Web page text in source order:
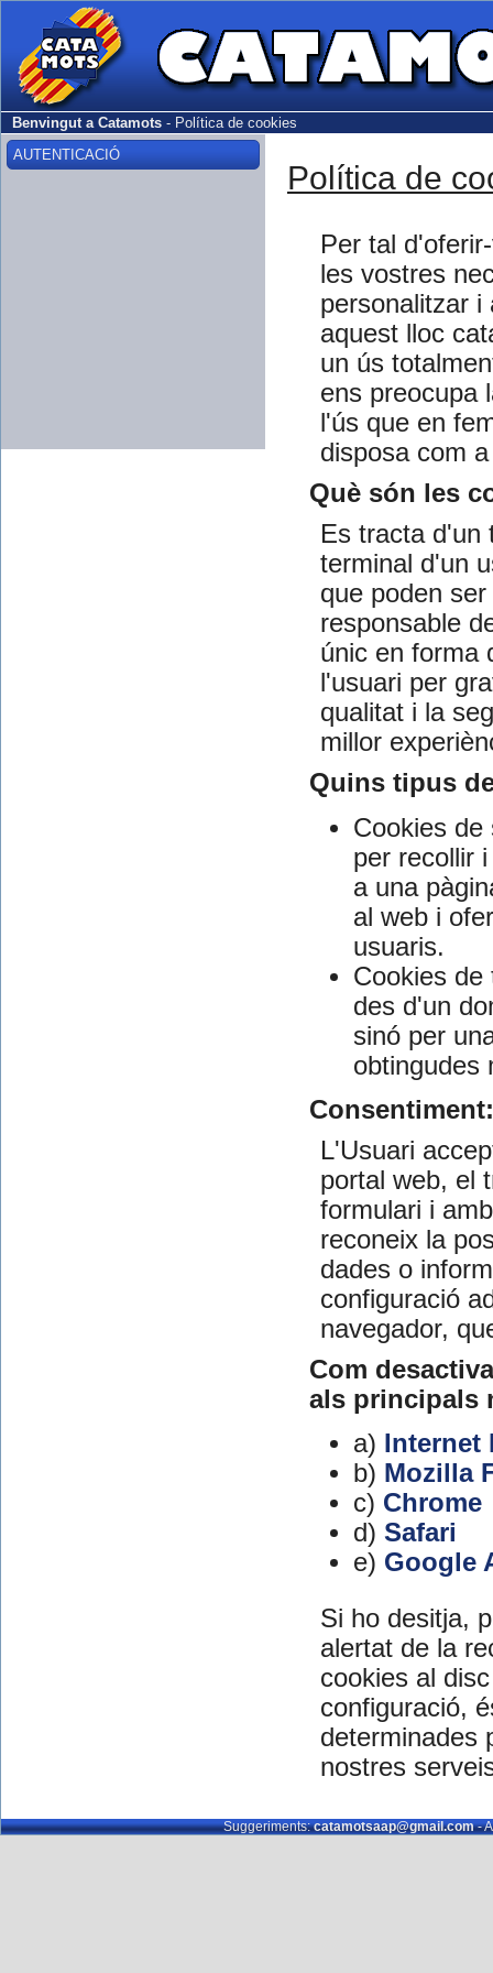
Benvingut a Catamots - Política de cookies
AUTENTICACIÓ
Política de
Per tal
les vostres
personalitzar i
aquest lloc
un ús
ens preocupa
l'ús que en
disposa com
Què són les
Es tracta d'un
terminal d'un
que poden
responsable
únic en forma
l'usuari per
qualitat i la
millor
Quins tipus
Cookies de
per recollir
a una
al web i
usuaris.
Cookies de
des d'un
sinó per
obtingudes
Consentiment:
L'Usuari
portal web, el
formulari i
reconeix la
dades o
configuració
navegador,
Com
als principals
a)
Internet
b) Mozilla
c) Chrome
d) Safari
e) Google
Si ho desitja,
alertat de la
cookies al
configuració,
determinades
nostres
Suggeriments:catamotsaap@gmail.com-